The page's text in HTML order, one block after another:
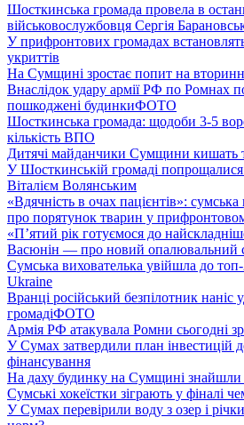
Шосткинська громада провела в
військовослужбовця Сергія
У прифронтових громадах
укриттів
На Сумщині зростає попит на
Внаслідок удару армії РФ по Ромнах
пошкоджені будинкиФОТО
Шосткинська громада: щодоби 3-5
кількість ВПО
Дитячі майданчики Сумщини кишать
У Шосткинській громаді попрощалися
Віталієм Волянським
«Вдячність в очах пацієнтів»:
про порятунок тварин у
«П’ятий рік готуємося до
Васюнін — про новий опалювальний
Сумська вихователька увійшла до
Ukraine
Вранці російський безпілотник наніс
громадіФОТО
Армія РФ атакувала Ромни сьогодні
У Сумах затвердили план інвестицій
фінансування
На даху будинку на Сумщині
Сумські хокеїстки зіграють у фіналі
У Сумах перевірили воду з озер і